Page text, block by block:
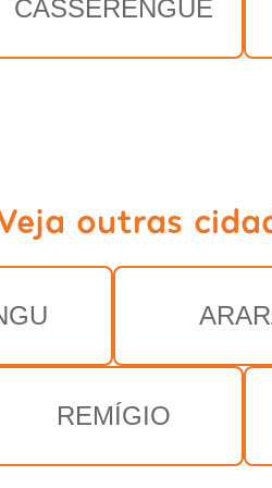
CASSERENGUE
outras
REMÍGIO